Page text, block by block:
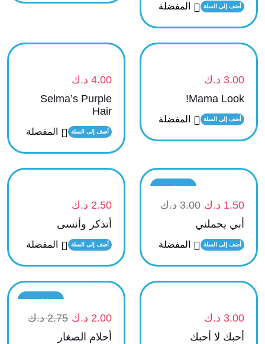
أضف إلى السلة المفضلة
3.00 د.ك
Mama Look!
أضف إلى السلة المفضلة
4.00 د.ك
Selma’s Purple
Hair
أضف إلى السلة المفضلة
تخفيض
1.50 د.ك 3.00 د.ك
أبي يحملني
أضف إلى السلة المفضلة
2.50 د.ك
أتذكر وأنسى
أضف إلى السلة المفضلة
3.00 د.ك
أحبك لا أحبك
تخفيض
2.00 د.ك 2.75 د.ك
أحلام الصغار